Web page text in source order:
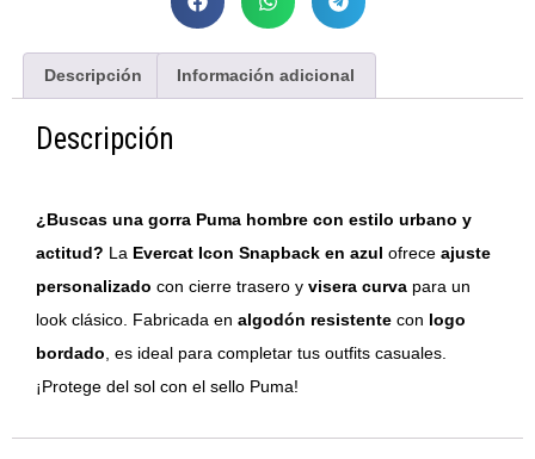
Descripción Información adicional
Descripción
¿Buscas una gorra Puma hombre con estilo urbano y
actitud? La Evercat Icon Snapback en azul ofrece ajuste
personalizado con cierre trasero y visera curva para un
look clásico. Fabricada en algodón resistente con logo
bordado , es ideal para completar tus outfits casuales.
¡Protege del sol con el sello Puma!